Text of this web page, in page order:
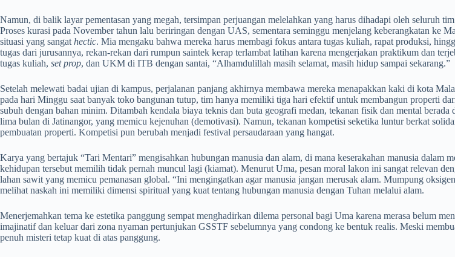
Namun, di balik layar pementasan yang megah, tersimpan perjuangan melelahkan yang harus dihadapi oleh seluruh
Proses kurasi pada November tahun lalu beriringan dengan UAS, sementara seminggu menjelang keberangkatan ke
situasi yang sangat hectic. Mia mengaku bahwa mereka harus membagi fokus antara tugas kuliah, rapat produksi,
tugas dari jurusannya, rekan-rekan dari rumpun saintek kerap terlambat latihan karena mengerjakan praktikum dan
tugas kuliah, set prop, dan UKM di ITB dengan santai, “Alhamdulillah masih selamat, masih hidup sampai sekarang.”
Setelah melewati badai ujian di kampus, perjalanan panjang akhirnya membawa mereka menapakkan kaki di kota
pada hari Minggu saat banyak toko bangunan tutup, tim hanya memiliki tiga hari efektif untuk membangun properti
subuh dengan bahan minim. Ditambah kendala biaya teknis dan buta geografi medan, tekanan fisik dan mental
lima bulan di Jatinangor, yang memicu kejenuhan (demotivasi). Namun, tekanan kompetisi seketika luntur berkat
pembuatan properti. Kompetisi pun berubah menjadi festival persaudaraan yang hangat.
Karya yang bertajuk “Tari Mentari” mengisahkan hubungan manusia dan alam, di mana keserakahan manusia
kehidupan tersebut memilih tidak pernah muncul lagi (kiamat). Menurut Uma, pesan moral lakon ini sangat relevan
lahan sawit yang memicu pemanasan global. “Ini mengingatkan agar manusia jangan merusak alam. Mumpung
melihat naskah ini memiliki dimensi spiritual yang kuat tentang hubungan manusia dengan Tuhan melalui alam.
Menerjemahkan tema ke estetika panggung sempat menghadirkan dilema personal bagi Uma karena merasa belum
imajinatif dan keluar dari zona nyaman pertunjukan GSSTF sebelumnya yang condong ke bentuk realis. Meski
penuh misteri tetap kuat di atas panggung.